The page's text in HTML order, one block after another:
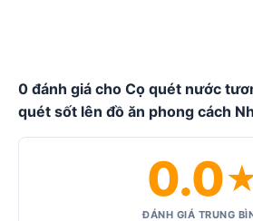
0 đánh giá cho Cọ quét nước
quét sốt lên đồ ăn phong cách
0.0
ĐÁNH GIÁ TRUNG